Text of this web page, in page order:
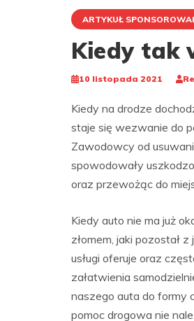
ARTYKUŁ
Kiedy tak
10 listopada 2021
Kiedy na drodze
staje się wezwanie do
Zawodowcy od
spowodowały
oraz przewożąc do
Kiedy auto nie ma już
złomem, jaki pozostał
usługi oferuje oraz
załatwienia
naszego auta do formy
pomoc drogowa nie